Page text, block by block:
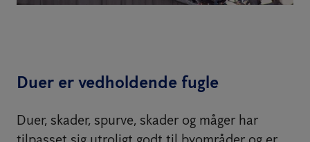
Duer er vedholdende fugle
Duer, skader, spurve, skader og måger har